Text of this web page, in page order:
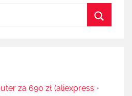
za 690 zł (aliexpress +